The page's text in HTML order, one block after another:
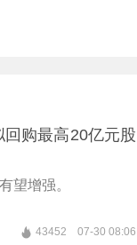
购最高20亿元股
望增强。
43452 07-30 08:06